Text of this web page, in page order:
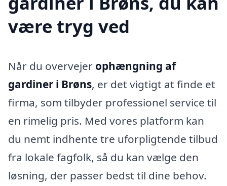
være tryg ved
Når du overvejer ophængning af
gardiner i Brøns, er det vigtigt at finde et
firma, som tilbyder professionel service til
en rimelig pris. Med vores platform kan
du nemt indhente tre uforpligtende tilbud
fra lokale fagfolk, så du kan vælge den
løsning, der passer bedst til dine behov.